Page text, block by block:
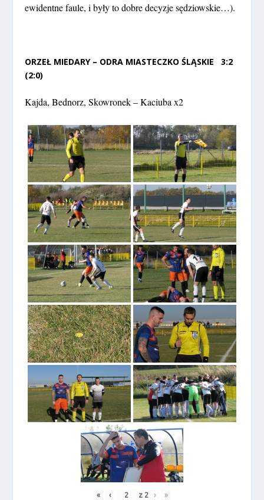
ewidentne faule, i były to dobre decyzje sędziowskie…).
ORZEŁ MIEDARY – ODRA MIASTECZKO ŚLĄSKIE 3:2
(2:0)
Kajda, Bednorz, Skowronek – Kaciuba x2
« ‹ z 2 › »